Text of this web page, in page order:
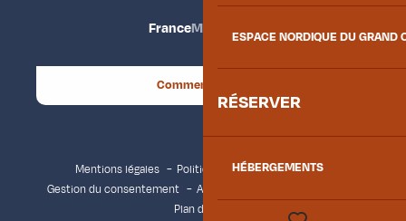
ESPACE NORDIQUE DU GRAND
RÉSERVER
HÉBERGEMENTS
FranceMaurienne
Comment venir ?
Mentions légales
Politique de confidentialité
Gestion du consentement
Accessibilité : non conforme
Plan du site